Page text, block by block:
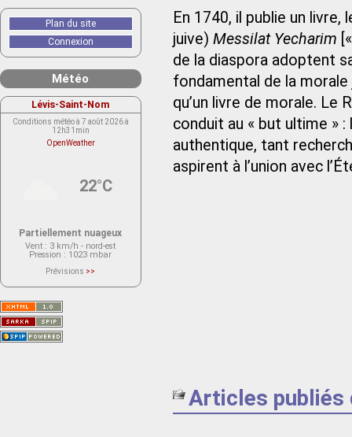
En 1740, il publie un
juive) Messilat Yecharim
de la diaspora adoptent
fondamental de la
qu’un livre de morale. Le
conduit au « but ultime »
authentique, tant
aspirent à l’union avec
Articles publiés
Plan du site
Connexion
Météo
Lévis-Saint-Nom
Conditions météo à 7 août 2026 à
12h31min
OpenWeather
22°C
Partiellement nuageux
Vent : 3 km/h - nord-est
Pression : 1023 mbar
Prévisions >>
actuellement aucune prévision
Saint-Nom.
Veuillez consulter le message du
service ci-dessous.
(401 - Invalid API key. Please see
https://openweathermap.org/faq#error401